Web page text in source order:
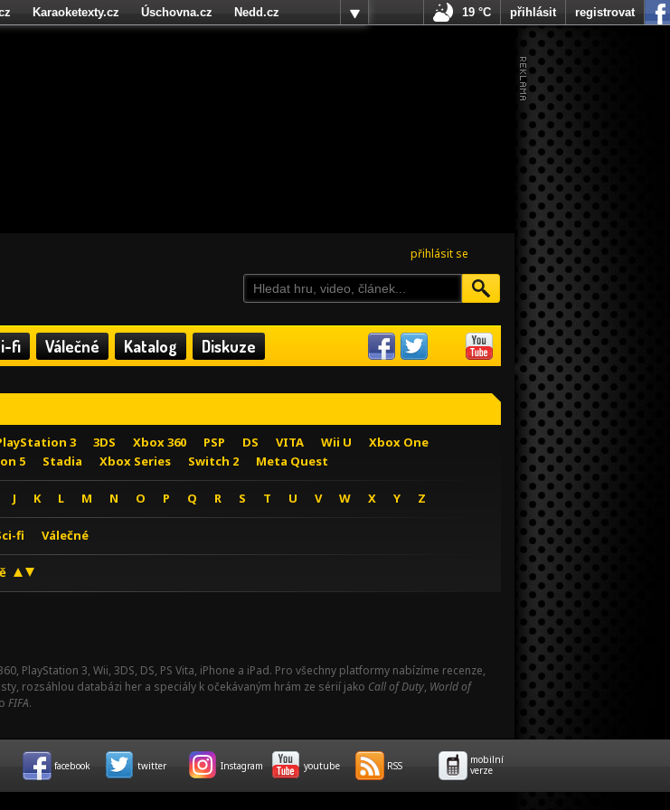
přihlásit se
fi Válečné Katalog Diskuze
3 3DS Xbox 360 PSP DS VITA Wii U
Xbox One
5 Stadia Xbox Series Switch 2 Meta Quest
J K L M N O P Q R S T U V W X Y Z
fi Válečné
PlayStation 3, Wii, 3DS, DS, PS Vita, iPhone a iPad. Pro všechny platformy nabízíme recenze,
rozsáhlou databázi her a speciály k očekávaným hrám ze sérií jako Call of Duty, World of
FIFA.
Karaoketexty.cz Úschovna.cz
Nedd.cz
19 °C přihlásit registrovat
facebook twitter Instagram youtube RSS
mobilní
verze